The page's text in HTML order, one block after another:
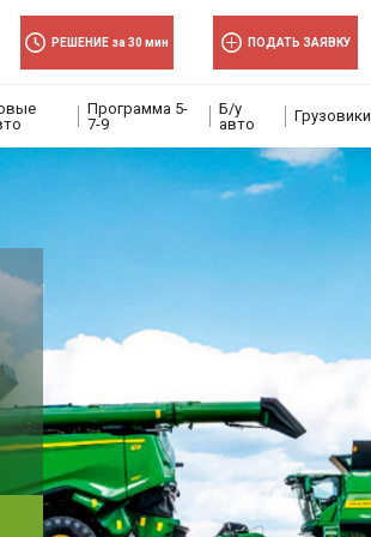
×
×
РЕШЕНИЕ за 30 мин ПОДАТЬ ЗАЯВКУ
Программа 5-
7-9
Б/у
авто
Грузовики